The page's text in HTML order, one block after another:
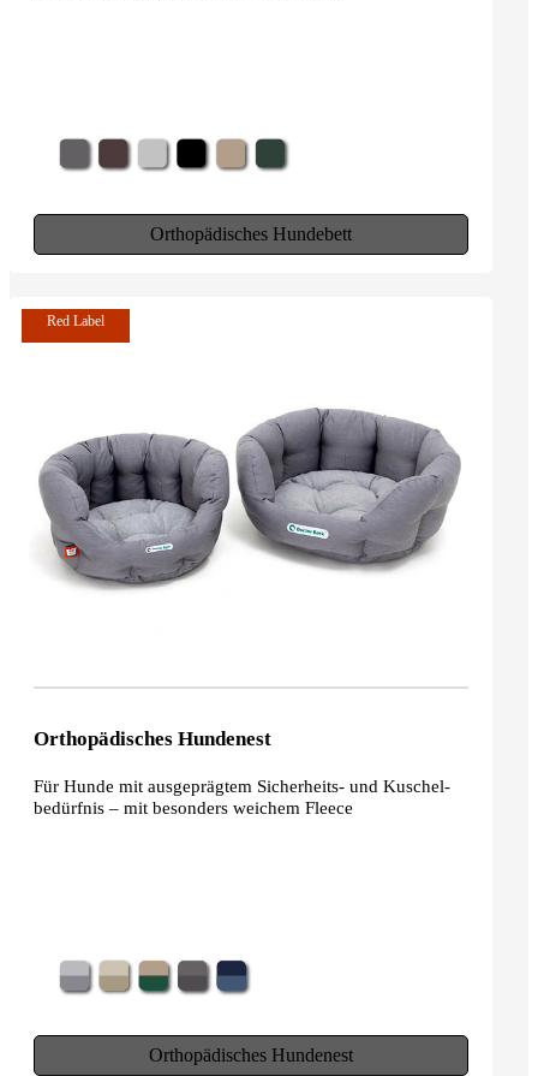
Orthopädisches Hundebett
Orthopädisches Hundenest
Für Hunde mit ausgeprägtem Sicherheits- und Kuschel­
bedürfnis – mit besonders weichem Fleece
Orthopädisches Hundenest
Red Label